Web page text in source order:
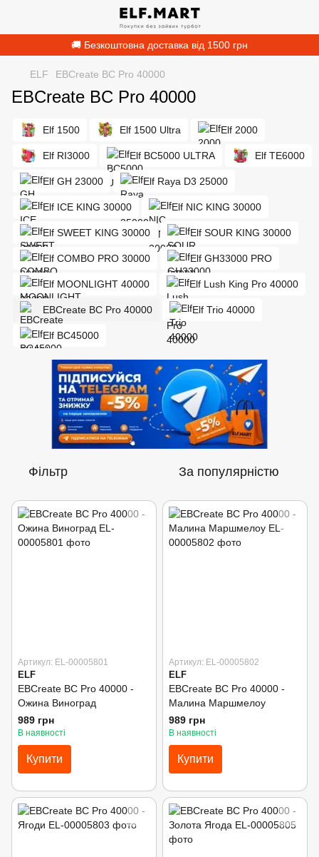
🚚 Безкоштовна доставка від 1500 грн
ELF EBCreate BC Pro 40000
EBCreate BC Pro 40000
Elf 1500 Elf 1500 Ultra Elf 2000
Elf RI3000 Elf BC5000 ULTRA Elf TE6000
Elf GH 23000 Elf Raya D3 25000
Elf ICE KING 30000 Elf NIC KING 30000
Elf SWEET KING 30000 Elf SOUR KING 30000
Elf COMBO PRO 30000 Elf GH33000 PRO
Elf MOONLIGHT 40000 Elf Lush King Pro 40000
EBCreate BC Pro 40000 Elf Trio 40000
Elf BC45000
Фільтр За популярністю
Артикул: EL-00005801
ELF
EBCreate BC Pro 40000 -
Ожина Виноград
989 грн
В наявності
Купити
Артикул: EL-00005802
ELF
EBCreate BC Pro 40000 -
Малина Маршмелоу
989 грн
В наявності
Купити